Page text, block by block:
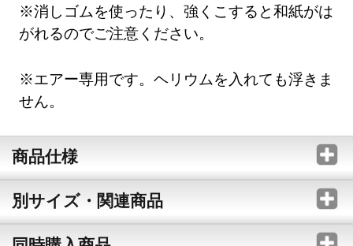
※消しゴムを使ったり、強くこすると和紙がは
がれるのでご注意ください。
※エアー専用です。ヘリウムを入れても浮きま
せん。
商品仕様
別サイズ・関連商品